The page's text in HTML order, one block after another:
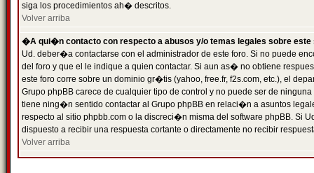
siga los procedimientos ah� descritos.
Volver arriba
�A qui�n contacto con respecto a abusos y/o temas legales sobre este
Ud. deber�a contactarse con el administrador de este foro. Si no puede
del foro y que el le indique a quien contactar. Si aun as� no obtiene
este foro corre sobre un dominio gr�tis (yahoo, free.fr, f2s.com, etc.), el
Grupo phpBB carece de cualquier tipo de control y no puede ser de
tiene ning�n sentido contactar al Grupo phpBB en relaci�n a asuntos
respecto al sitio phpbb.com o la discreci�n misma del software phpBB. Si
dispuesto a recibir una respuesta cortante o directamente no recibir
Volver arriba